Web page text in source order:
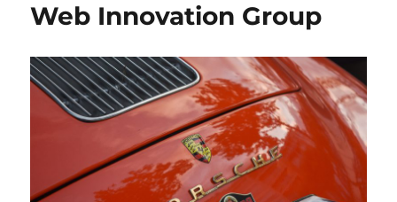
Web Innovation Group